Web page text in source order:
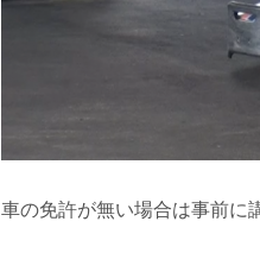
車の免許が無い場合は事前に